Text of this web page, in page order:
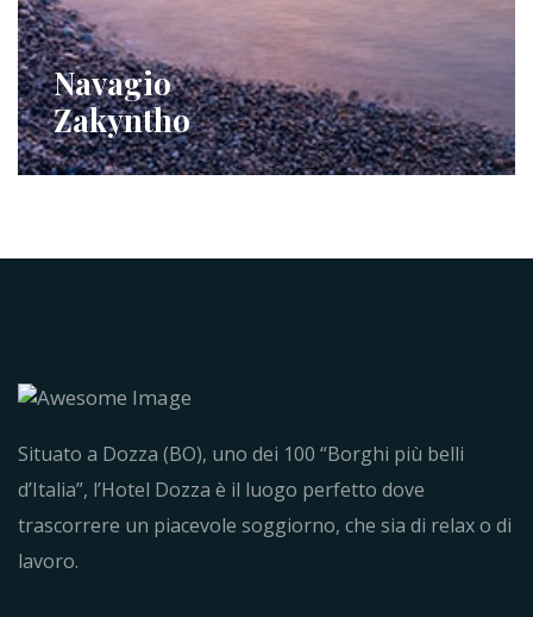
Navagio
Zakyntho
Situato a Dozza (BO), uno dei 100 “Borghi più belli
d’Italia”, l’Hotel Dozza è il luogo perfetto dove
trascorrere un piacevole soggiorno, che sia di relax o di
lavoro.